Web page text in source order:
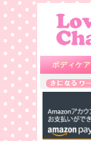
ボディケア